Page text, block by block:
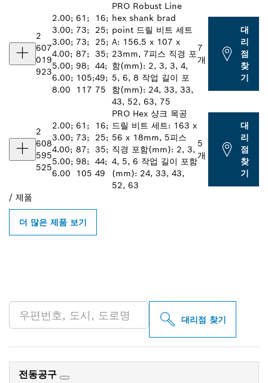
2
607
019
923
2.00;
3.00;
3.00;
4.00;
5.00;
6.00;
8.00
61;
73;
73;
87;
98;
105;
117
16;
25;
25;
35;
44;
49;
75
PRO Robust Line
hex shank brad
point 드릴 비트 세트
A: 156.5 x 107 x
23mm, 7피스 직경 포
함(mm): 2, 3, 3, 4,
5, 6, 8 작업 길이 포
함(mm): 24, 33, 33,
43, 52, 63, 75
7
개
대
리
점
찾
기
2
608
595
525
2.00;
3.00;
4.00;
5.00;
6.00
61;
73;
87;
98;
105
16;
25;
35;
44;
49
PRO Hex 샹크 목공
드릴 비트 세트: 163 x
56 x 18mm, 5피스
직경 포함(mm): 2, 3,
4, 5, 6 작업 길이 포함
(mm): 24, 33, 43,
52, 63
5
개
대
리
점
찾
기
/ 제품
더 많은 제품 보기
대리점 찾기
전동공구